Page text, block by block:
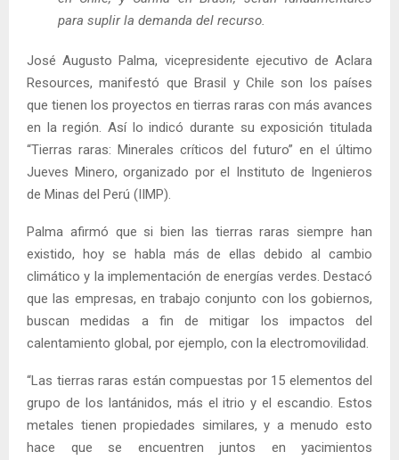
para suplir la demanda del recurso.
José Augusto Palma, vicepresidente ejecutivo de Aclara
Resources, manifestó que Brasil y Chile son los países
que tienen los proyectos en tierras raras con más avances
en la región. Así lo indicó durante su exposición titulada
“Tierras raras: Minerales críticos del futuro” en el último
Jueves Minero, organizado por el Instituto de Ingenieros
de Minas del Perú (IIMP).
Palma afirmó que si bien las tierras raras siempre han
existido, hoy se habla más de ellas debido al cambio
climático y la implementación de energías verdes. Destacó
que las empresas, en trabajo conjunto con los gobiernos,
buscan medidas a fin de mitigar los impactos del
calentamiento global, por ejemplo, con la electromovilidad.
“Las tierras raras están compuestas por 15 elementos del
grupo de los lantánidos, más el itrio y el escandio. Estos
metales tienen propiedades similares, y a menudo esto
hace que se encuentren juntos en yacimientos